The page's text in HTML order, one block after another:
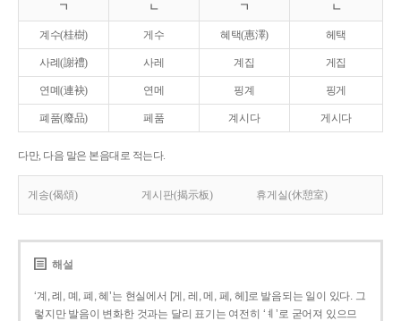
ㄱ ㄴ ㄱ ㄴ
계수(桂樹) 게수 혜택(惠澤) 헤택
사례(謝禮) 사레 계집 게집
연몌(連袂) 연메 핑계 핑게
폐품(廢品) 페품 계시다 게시다
다만, 다음 말은 본음대로 적는다.
게송(偈頌) 게시판(揭示板) 휴게실(休憩室)
해설
‘계, 례, 몌, 폐, 혜’는 현실에서 [게, 레, 메, 페, 헤]로 발음되는 일이 있다. 그
렇지만 발음이 변화한 것과는 달리 표기는 여전히 ‘ㅖ’로 굳어져 있으므